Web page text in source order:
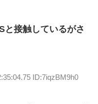
と接触しているがさ
ID:7iqzBM9h0